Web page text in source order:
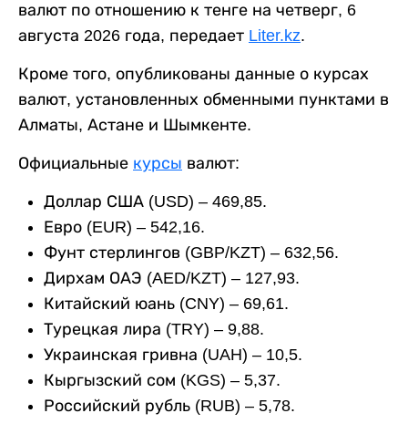
валют по отношению к тенге на четверг, 6
августа 2026 года, передает Liter.kz.
Кроме того, опубликованы данные о курсах
валют, установленных обменными пунктами в
Алматы, Астане и Шымкенте.
Официальные курсы валют:
Доллар США (USD) – 469,85.
Евро (EUR) – 542,16.
Фунт стерлингов (GBP/KZT) – 632,56.
Дирхам ОАЭ (AED/KZT) – 127,93.
Китайский юань (CNY) – 69,61.
Турецкая лира (TRY) – 9,88.
Украинская гривна (UAH) – 10,5.
Кыргызский сом (KGS) – 5,37.
Российский рубль (RUB) – 5,78.